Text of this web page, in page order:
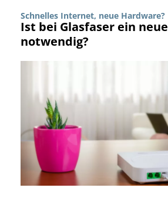
Schnelles Internet, neue Hardware?
Ist bei Glasfaser ein
notwendig?